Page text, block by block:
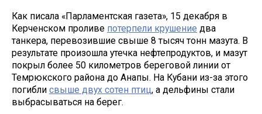
Как писала «Парламентская газета», 15 декабря в
Керченском проливе потерпели крушение два
танкера, перевозившие свыше 8 тысяч тонн мазута. В
результате произошла утечка нефтепродуктов, и мазут
покрыл более 50 километров береговой линии от
Темрюкского района до Анапы. На Кубани из-за этого
погибли свыше двух сотен птиц, а дельфины стали
выбрасываться на берег.